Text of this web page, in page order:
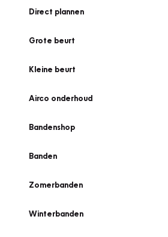
Direct plannen
Grote beurt
Kleine beurt
Airco onderhoud
Bandenshop
Banden
Zomerbanden
Winterbanden